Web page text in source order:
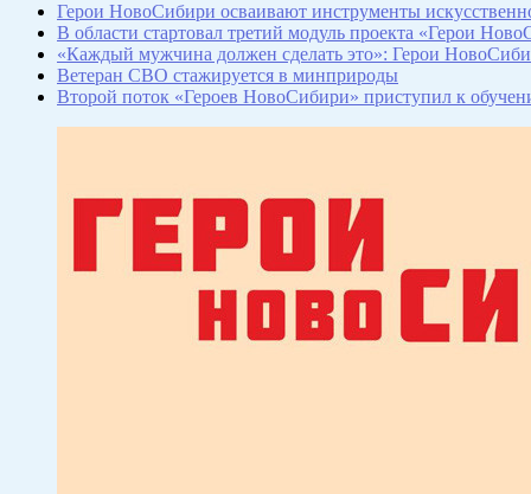
Герои НовоСибири осваивают инструменты
В области стартовал третий модуль проекта «Герои
«Каждый мужчина должен сделать это»: Герои
Ветеран СВО стажируется в минприроды
Второй поток «Героев НовоСибири» приступил к